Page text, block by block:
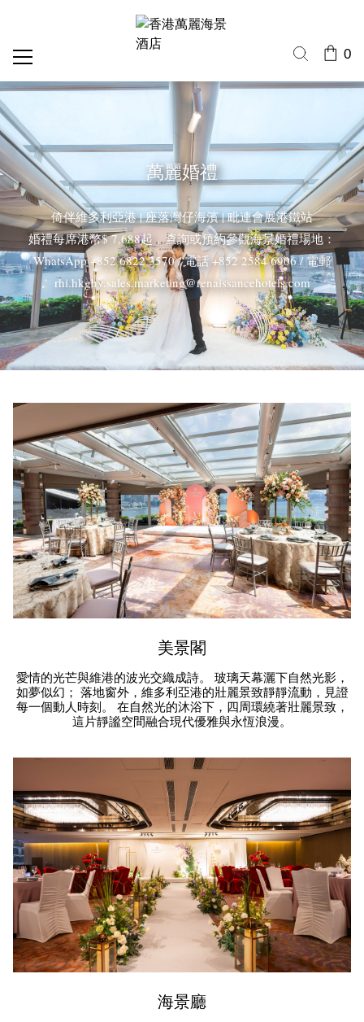
0
萬麗婚禮
倚伴維多利亞港 | 座落灣仔海濱 | 毗連會展港鐵站
婚禮每席港幣$ 7,688起，查詢或預約參觀海景婚禮場地：
WhatsApp +852 6822 3570 / 電話 +852 2584 6906 / 電郵
rhi.hkghv.sales.marketing@renaissancehotels.com
美景閣
愛情的光芒與維港的波光交織成詩。 玻璃天幕灑下自然光影，
如夢似幻； 落地窗外，維多利亞港的壯麗景致靜靜流動，見證
每一個動人時刻。 在自然光的沐浴下，四周環繞著壯麗景致，
這片靜謐空間融合現代優雅與永恆浪漫。
海景廳